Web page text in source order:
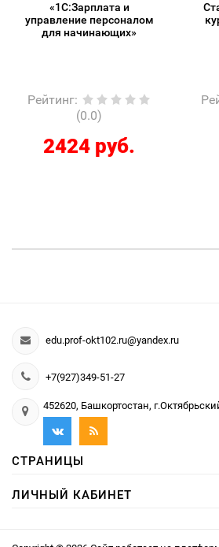
«1С:Зарплата и
управление персоналом
для начинающих»
Рейтинг:
(0.0)
2424 руб.
edu.prof-okt102.ru@yandex.ru
+7(927)349-51-27
452620, Башкортостан,
СТРАНИЦЫ
ЛИЧНЫЙ КАБИНЕТ